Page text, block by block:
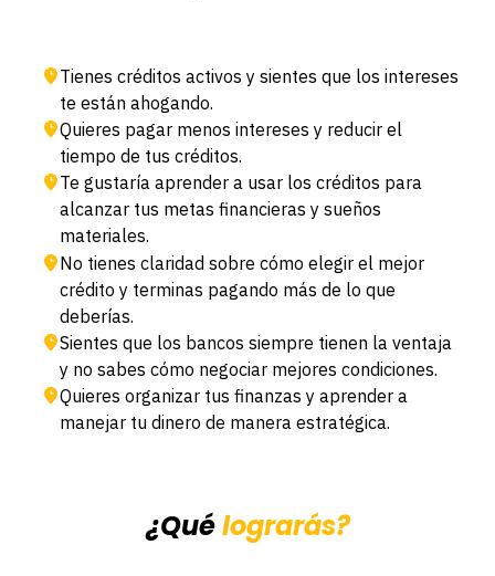
Tienes créditos activos y sientes que los intereses
te están ahogando.
Quieres pagar menos intereses y reducir el
tiempo de tus créditos.
Te gustaría aprender a usar los créditos para
alcanzar tus metas financieras y sueños
materiales.
No tienes claridad sobre cómo elegir el mejor
crédito y terminas pagando más de lo que
deberías.
Sientes que los bancos siempre tienen la ventaja
y no sabes cómo negociar mejores condiciones.
Quieres organizar tus finanzas y aprender a
manejar tu dinero de manera estratégica.
¿Quélograrás?